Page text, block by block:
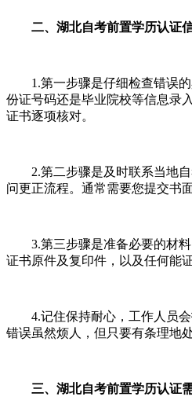
二、湖北自考前置学历认证
1.第一步骤是仔细检查错误的
份证号码还是毕业院校等信息录
证书逐项核对。
2.第二步骤是及时联系当地自
问更正流程。通常需要您提交书
3.第三步骤是准备必要的材料
证书原件及复印件，以及任何能
4.记住保持耐心，工作人员会
错误虽然烦人，但只要有条理地
三、湖北自考前置学历认证